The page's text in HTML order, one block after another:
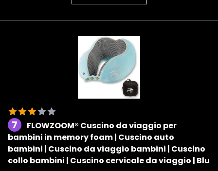
7
FLOWZOOM® Cuscino da viaggio per
bambini in memory foam | Cuscino auto
bambini | Cuscino da viaggio bambini | Cuscino
collo bambini | Cuscino cervicale da viaggio | Blu